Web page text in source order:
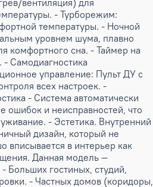
вентиляция) для
- Турборежим:
температуры. - Ночной
уровнем шума, плавно
комфортного сна. - Таймер на
Самодиагностика
управление: Пульт ДУ с
всех настроек. -
- Система автоматически
ошибок и неисправностей, что
- Эстетика. Внутренний
дизайн, который не
вписывается в интерьер как
Данная модель —
Больших гостиных, студий,
- Частных домов (коридоры,